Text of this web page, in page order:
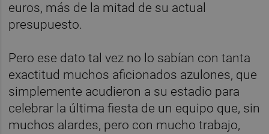
euros, más de la mitad de su actual
presupuesto.
Pero ese dato tal vez no lo sabían con tanta
exactitud muchos aficionados azulones, que
simplemente acudieron a su estadio para
celebrar la última fiesta de un equipo que, sin
muchos alardes, pero con mucho trabajo,